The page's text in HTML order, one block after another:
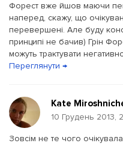
Форест вже йшов маючи
наперед, скажу, що
перевершені. Але буду
принципі не бачив) Грін
можуть трактувати
Переглянути →
Kate
10 Грудень 2013,
Зовсім не те чого